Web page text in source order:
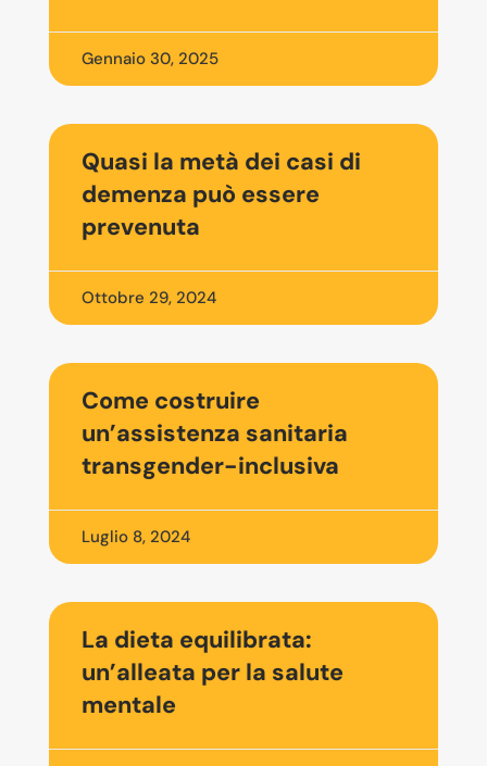
Gennaio 30, 2025
Quasi la metà dei casi di
demenza può essere
prevenuta
Ottobre 29, 2024
Come costruire
un’assistenza sanitaria
transgender-inclusiva
Luglio 8, 2024
La dieta equilibrata:
un’alleata per la salute
mentale